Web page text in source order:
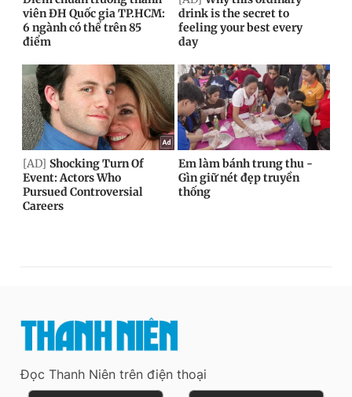
Đọc Thanh Niên trên điện thoại